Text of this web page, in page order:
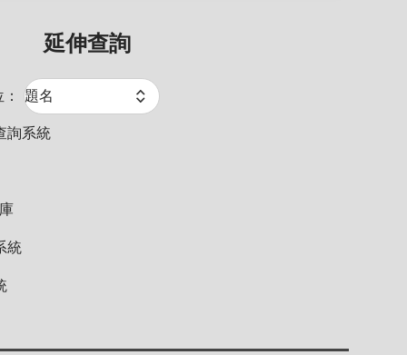
延伸查詢
詢系統
統